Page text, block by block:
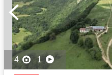
4 1